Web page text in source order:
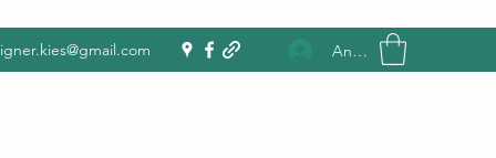
Anmelden